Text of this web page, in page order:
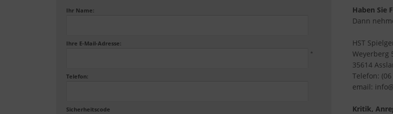
Ihr Name:
Ihre E-Mail-Adresse:
*
Telefon:
Sicherheitscode
Haben Sie
Dann
HST
Weyerberg
35614
Telefon:
email:
Kritik,